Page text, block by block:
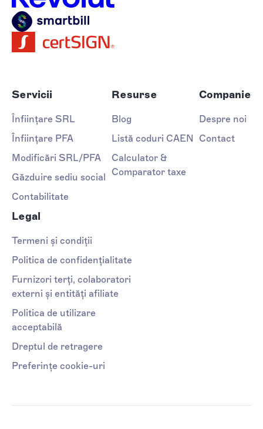
Servicii
Înființare SRL
Înființare PFA
Modificări SRL/PFA
Găzduire sediu social
Contabilitate
Resurse
Blog
Listă coduri CAEN
Calculator &
Comparator taxe
Companie
Despre noi
Contact
Legal
Termeni și condiții
Politica de confidențialitate
Furnizori terți, colaboratori
externi și entități afiliate
Politica de utilizare
acceptabilă
Dreptul de retragere
Preferințe cookie-uri